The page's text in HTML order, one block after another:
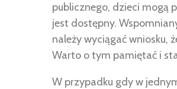
publicznego, dzieci mogą
jest dostępny.
należy wyciągać wniosku,
Warto o tym pamiętać i
W przypadku gdy w